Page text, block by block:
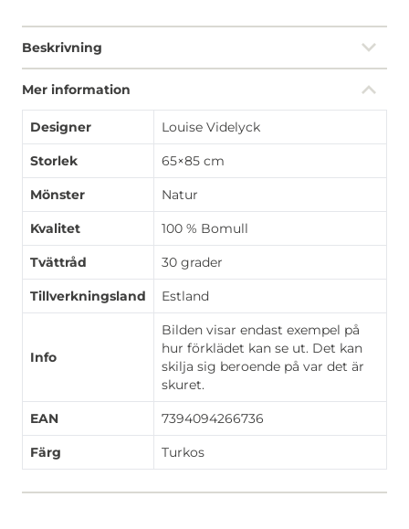
Beskrivning
Mer information
Designer Louise Videlyck
Storlek 65×85 cm
Mönster Natur
Kvalitet 100 % Bomull
Tvättråd 30 grader
Tillverkningsland Estland
Info
Bilden visar endast exempel på
hur förklädet kan se ut. Det kan
skilja sig beroende på var det är
skuret.
EAN 7394094266736
Färg Turkos